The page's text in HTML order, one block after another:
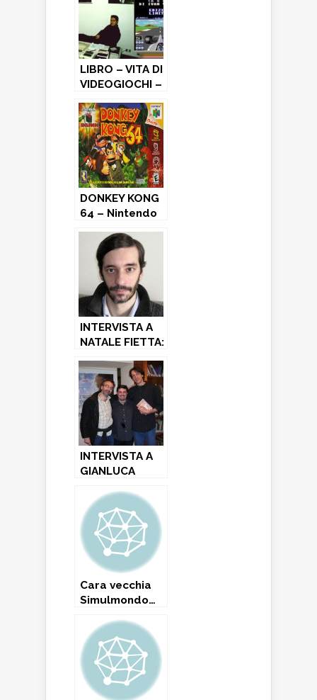
LIBRO – VITA DI
VIDEOGIOCHI –
BIT) – Preview
DONKEY KONG
64 – Nintendo
INTERVISTA A
NATALE FIETTA:
di Simulmondo
INTERVISTA A
GIANLUCA
Composer
Soundtrack di
Simulmondo
Cara vecchia
Simulmondo…